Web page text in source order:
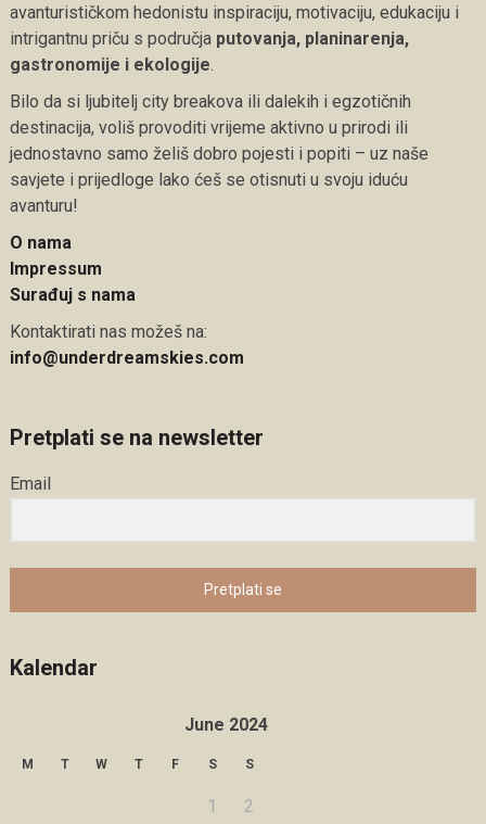
avanturističkom hedonistu inspiraciju, motivaciju, edukaciju i
intrigantnu priču s područja putovanja, planinarenja,
gastronomije i ekologije.
Bilo da si ljubitelj city breakova ili dalekih i egzotičnih
destinacija, voliš provoditi vrijeme aktivno u prirodi ili
jednostavno samo želiš dobro pojesti i popiti – uz naše
savjete i prijedloge lako ćeš se otisnuti u svoju iduću
avanturu!
O nama
Impressum
Surađuj s nama
Kontaktirati nas možeš na:
info@underdreamskies.com
Pretplati se na newsletter
Email
Pretplati se
Kalendar
June 2024
M T W T F S S
1 2